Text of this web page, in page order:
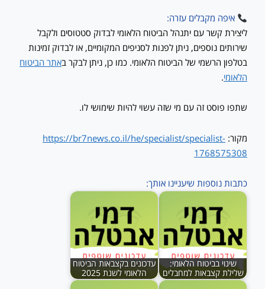
איפה מקבלים עזרה:
ליצירת קשר עם יתנהל הביטוח הלאומי לבדוק סטטוסים ולקבל
שירותים נוספים, ניתן לפנות לסניפים המקומיים, או לבדוק זמינות
בטלפון הרשמי של הביטוח הלאומי. כמו כן, ניתן לבקר באתר הביטוח
הלאומי.
שתפו פוסט זה עם מי שזה עשוי להיות שימושי לו.
מקור: https://br7news.co.il/he/specialist/specialist-
1768575308
כתבות נוספות שיעניינו אותך:
שינוי בביטוח הלאומי:
שלילת קצבאות למחבלים
עדכונים בקצבאות הביטוח
הלאומי לשנת 2025